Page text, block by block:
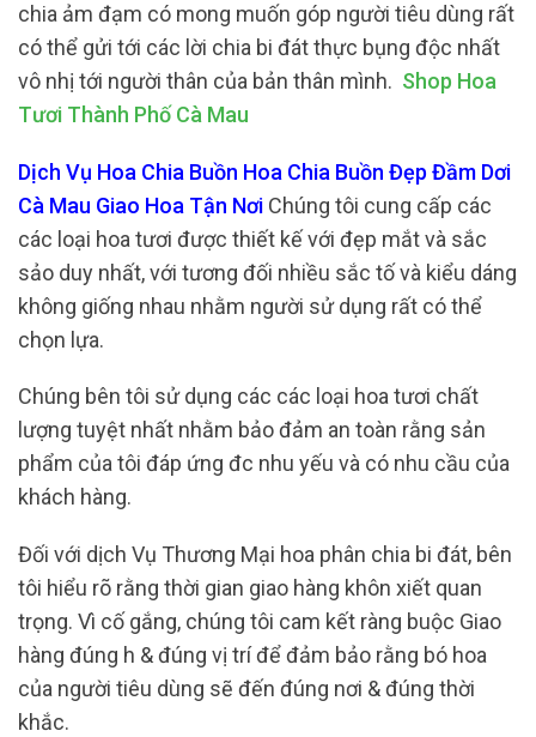
chia ảm đạm có mong muốn góp người tiêu dùng rất
có thể gửi tới các lời chia bi đát thực bụng độc nhất
vô nhị tới người thân của bản thân mình. Shop Hoa
Tươi Thành Phố Cà Mau
Dịch Vụ Hoa Chia Buồn Hoa Chia Buồn Đẹp Đầm Dơi
Cà Mau Giao Hoa Tận Nơi Chúng tôi cung cấp các
các loại hoa tươi được thiết kế với đẹp mắt và sắc
sảo duy nhất, với tương đối nhiều sắc tố và kiểu dáng
không giống nhau nhằm người sử dụng rất có thể
chọn lựa.
Chúng bên tôi sử dụng các các loại hoa tươi chất
lượng tuyệt nhất nhằm bảo đảm an toàn rằng sản
phẩm của tôi đáp ứng đc nhu yếu và có nhu cầu của
khách hàng.
Đối với dịch Vụ Thương Mại hoa phân chia bi đát, bên
tôi hiểu rõ rằng thời gian giao hàng khôn xiết quan
trọng. Vì cố gắng, chúng tôi cam kết ràng buộc Giao
hàng đúng h & đúng vị trí để đảm bảo rằng bó hoa
của người tiêu dùng sẽ đến đúng nơi & đúng thời
khắc.